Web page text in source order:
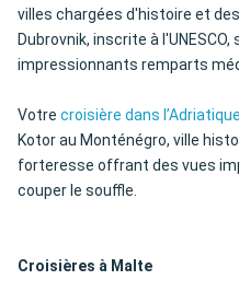
villes chargées d'histoire et
Dubrovnik, inscrite à
impressionnants remparts
Votre croisière dans l’Adriatique
Kotor au Monténégro, ville
forteresse offrant des vues
couper le souffle.
Croisières à Malte